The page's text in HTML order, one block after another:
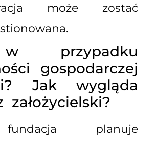
może zostać
przypadku
gospodarczej
Jak wygląda
założycielski?
planuje